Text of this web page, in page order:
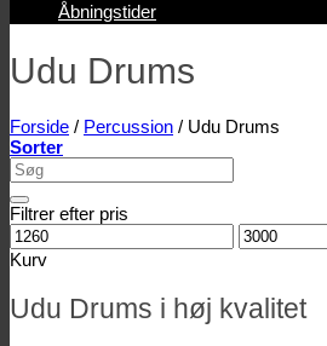
Åbningstider
Udu Drums
Forside / Percussion / Udu Drums
Sorter
Søg
efter:
Filtrer efter pris
Mindstepris
Maks.
pris
Kurv
Udu Drums i høj kvalitet